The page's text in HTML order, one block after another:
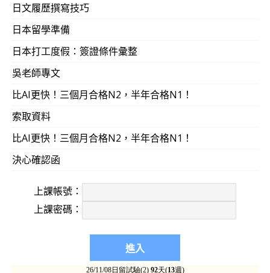
日文履歷撰寫技巧
日本留學準備
日本打工度假：簽證條件彙整
吳老師專文
比AI更快！三個月合格N2，半年合格N1！
索取資料
比AI更快！三個月合格N2，半年合格N1！
決心確認函
上課帳號：
上課密碼：